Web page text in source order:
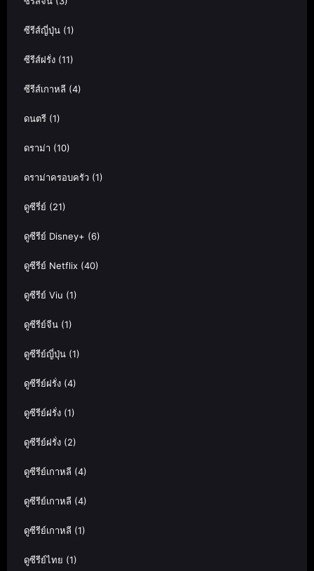
ซีรีส์ญี่ปุ่น (1)
ซีรีส์ฝรั่ง (11)
ซีรีส์เกาหลี (4)
ดนตรี (1)
ดราม่า (10)
ดราม่าครอบครัว (1)
ดูซีรี่ย์ (21)
ดูซีรีย์ Disney+ (6)
ดูซีรีย์ Netflix (40)
ดูซีรีย์ Viu (1)
ดูซีรีย์จีน (1)
ดูซีรีย์ญี่ปุ่น (1)
ดูซีรีย์ฝรั่ง (4)
ดูซีรีย์ฝรั่ง (1)
ดูซีรีย์ฝรั่ง (2)
ดูซีรีย์เกาหลี (4)
ดูซีรีย์เกาหลี (4)
ดูซีรีย์เกาหลี (1)
ดูซีรีย์ไทย (1)